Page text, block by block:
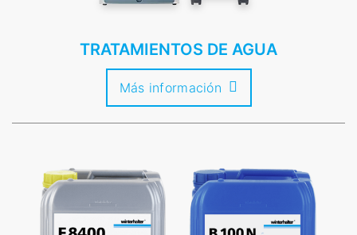
TRATAMIENTOS DE AGUA
Más información